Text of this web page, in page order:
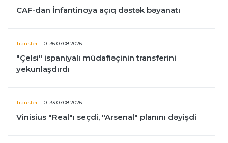
CAF-dan İnfantinoya açıq dəstək bəyanatı
Transfer 01:36 07.08.2026
"Çelsi" ispaniyalı müdafiəçinin transferini
yekunlaşdırdı
Transfer 01:33 07.08.2026
Vinisius "Real"ı seçdi, "Arsenal" planını dəyişdi